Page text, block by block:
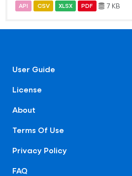
API CSV XLSX PDF 7 KB
User Guide
License
About
Terms Of Use
Privacy Policy
FAQ